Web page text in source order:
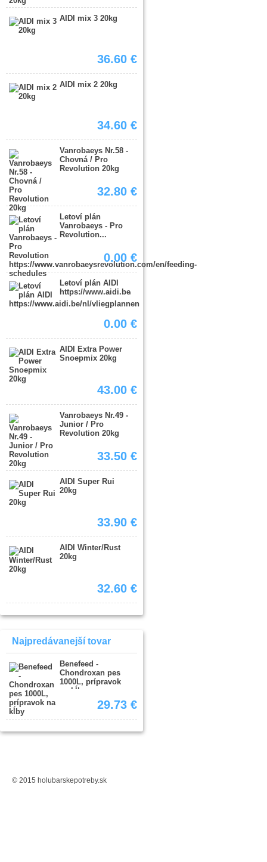
AIDI mix 3 20kg
36.60 €
AIDI mix 2 20kg
34.60 €
Vanrobaeys Nr.58 -
Chovná / Pro
Revolution 20kg
32.80 €
Letoví plán
Vanrobaeys - Pro
Revolution...
0.00 €
Letoví plán AIDI
https://www.aidi.be/nl/vliegplannen
0.00 €
AIDI Extra Power
Snoepmix 20kg
43.00 €
Vanrobaeys Nr.49 -
Junior / Pro
Revolution 20kg
33.50 €
AIDI Super Rui
20kg
33.90 €
AIDI Winter/Rust
20kg
32.60 €
Najpredávanejší tovar
Benefeed -
Chondroxan pes
1000L, prípravok
na kĺby
29.73 €
© 2015 holubarskepotreby.sk